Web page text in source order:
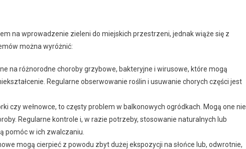
na wprowadzenie zieleni do miejskich przestrzeni, jednak wiąże się z
można wyróżnić:
na różnorodne choroby grzybowe, bakteryjne i wirusowe, które mogą
Regularne obserwowanie roślin i usuwanie chorych części jest
czy wełnowce, to częsty problem w balkonowych ogródkach. Mogą one nie
Regularne kontrole i, w razie potrzeby, stosowanie naturalnych lub
pomóc w ich zwalczaniu.
mogą cierpieć z powodu zbyt dużej ekspozycji na słońce lub, odwrotnie,